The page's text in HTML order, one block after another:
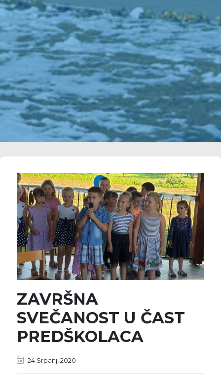
ZAVRŠNA
SVEČANOST U ČAST
PREDŠKOLACA
24 Srpanj, 2020